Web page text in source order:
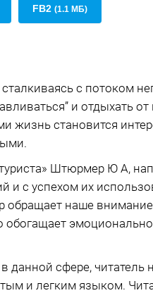
FB2 (1.1 МБ)
с потоком
и отдыхать
жизнь становится
Штюрмер Ю А,
и с успехом их
обращает наше
данной сфере, читатель
и легким языком.